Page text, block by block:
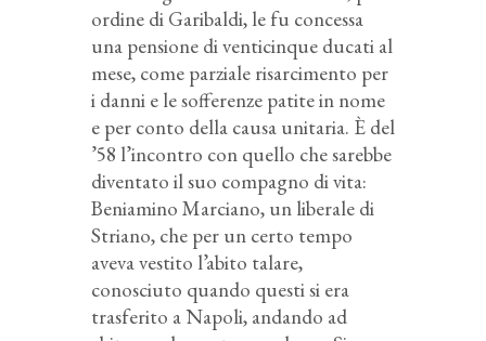
ordine di Garibaldi, le fu concessa
una pensione di venticinque ducati al
mese, come parziale risarcimento per
i danni e le sofferenze patite in nome
e per conto della causa unitaria. È del
’58 l’incontro con quello che sarebbe
diventato il suo compagno di vita:
Beniamino Marciano, un liberale di
Striano, che per un certo tempo
aveva vestito l’abito talare,
conosciuto quando questi si era
trasferito a Napoli, andando ad